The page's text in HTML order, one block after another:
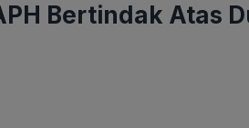
Bertindak Atas